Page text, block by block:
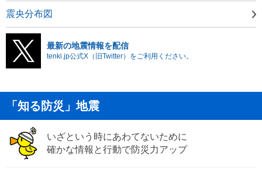
震央分布図
最新の地震情報を配信
tenki.jp公式X（旧Twitter）をご利用ください。
「知る防災」地震
いざという時にあわてないために
確かな情報と行動で防災力アップ